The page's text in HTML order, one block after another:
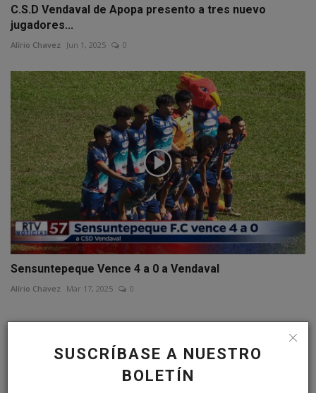
SUSCRÍBASE A NUESTRO
BOLETÍN
C.S.D Vendaval de Apopa presento a tres nuevo
jugadores...
Alírio Chavez Jun 1, 2025 0
Sensuntepeque Vence 4 a 0 a Vendaval
Alírio Chavez Mar 17, 2025 0